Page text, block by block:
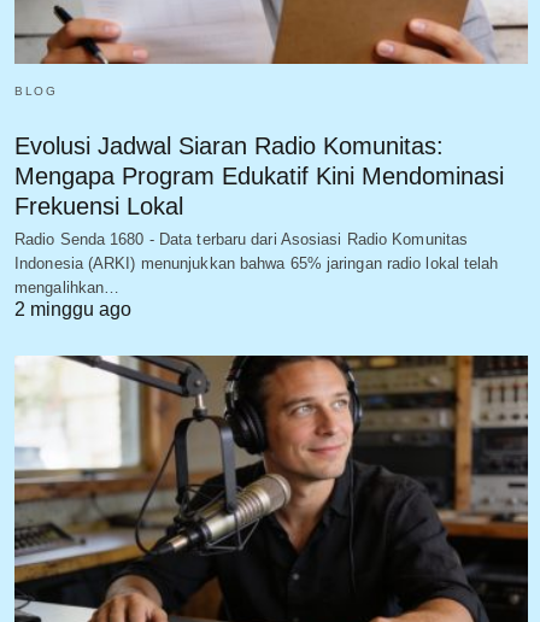
BLOG
Evolusi Jadwal Siaran Radio Komunitas:
Mengapa Program Edukatif Kini Mendominasi
Frekuensi Lokal
Radio Senda 1680 - Data terbaru dari Asosiasi Radio Komunitas
Indonesia (ARKI) menunjukkan bahwa 65% jaringan radio lokal telah
mengalihkan…
2 minggu ago